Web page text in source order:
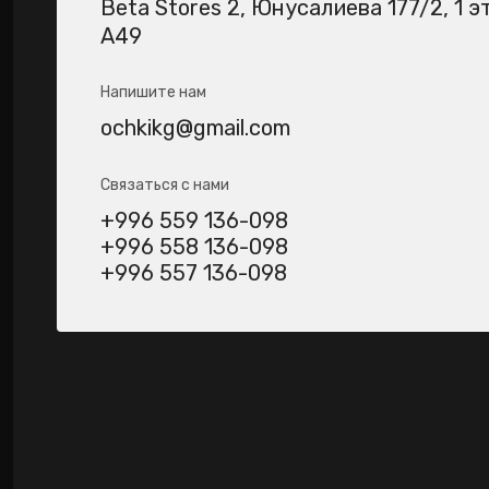
Beta Stores 2​, Юнусалиева 177/2, 1
А49
Напишите нам
ochkikg@gmail.com
Связаться с нами
+996 559 136-098
+996 558 136-098
+996 557 136-098